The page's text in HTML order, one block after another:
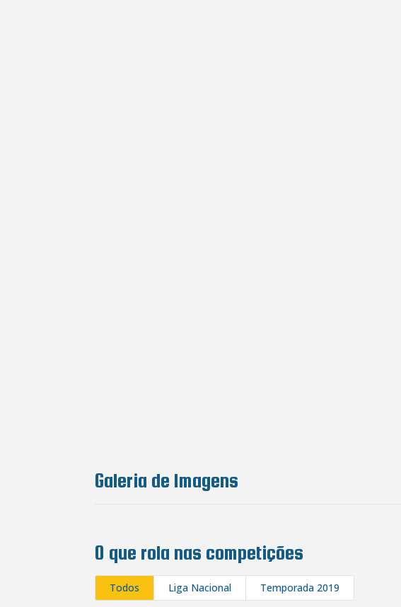
Galeria de Imagens
O que rola nas competições
Todos Liga Nacional Temporada 2019